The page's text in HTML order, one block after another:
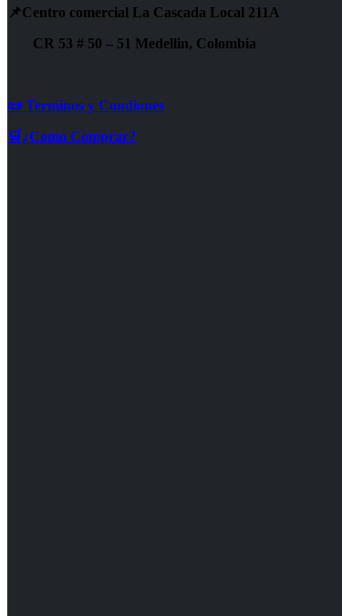
📌Centro comercial La Cascada Local 211A
CR 53 # 50 – 51 Medellin, Colombia
📜 Terminos y Condiones
🛒¿Como Comprar?